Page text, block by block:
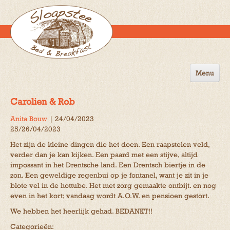
Menu
Activiteiten
Gastenboek
Reserveren
Carolien & Rob
Anita Bouw | 24/04/2023
25/26/04/2023
Het zijn de kleine dingen die het doen. Een raapstelen veld,
verder dan je kan kijken. Een paard met een stijve, altijd
impossant in het Drentsche land. Een Drentsch biertje in de
zon. Een geweldige regenbui op je fontanel, want je zit in je
blote vel in de hottube. Het met zorg gemaakte ontbijt. en nog
even in het kort; vandaag wordt A.O.W. en pensioen gestort.
We hebben het heerlijk gehad. BEDANKT!!
Categorieën: